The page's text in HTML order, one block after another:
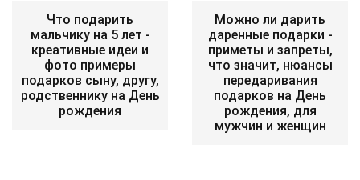
Что подарить
мальчику на 5 лет -
креативные идеи и
фото примеры
подарков сыну, другу,
родственнику на День
рождения
Можно ли дарить
даренные подарки -
приметы и запреты,
что значит, нюансы
передаривания
подарков на День
рождения, для
мужчин и женщин